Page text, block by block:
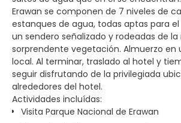
Erawan se componen de 7 niveles de
estanques de agua, todas aptas para
un sendero señalizado y rodeadas de la
sorprendente vegetación. Almuerzo en
local. Al terminar, traslado al hotel y
seguir disfrutando de la privilegiada
alrededores del hotel.
Actividades incluídas:
Visita Parque Nacional de Erawan